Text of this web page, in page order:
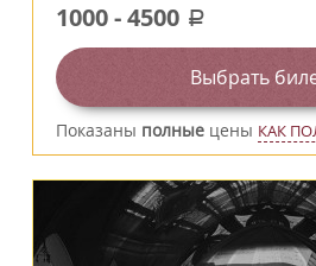
1000-4500 a
Выбрать
Показаны полные цены КАК